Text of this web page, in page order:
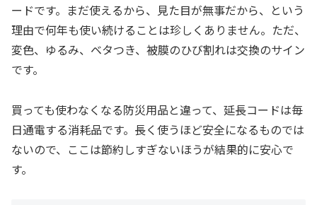
ードです。まだ使えるから、見た目が無事だから、という
理由で何年も使い続けることは珍しくありません。ただ、
変色、ゆるみ、ベタつき、被膜のひび割れは交換のサイン
です。
買っても使わなくなる防災用品と違って、延長コードは毎
日通電する消耗品です。長く使うほど安全になるものでは
ないので、ここは節約しすぎないほうが結果的に安心で
す。